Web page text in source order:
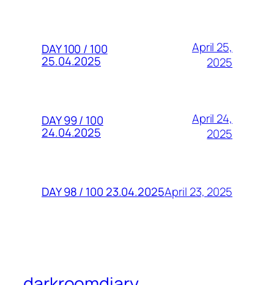
DAY 100 / 100
25.04.2025
April 25,
2025
DAY 99 / 100
24.04.2025
April 24,
2025
DAY 98 / 100 23.04.2025April 23, 2025